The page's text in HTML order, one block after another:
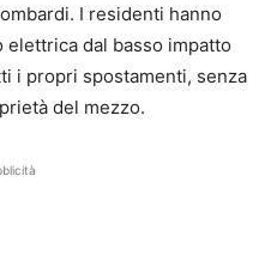
I residenti hanno
elettrica dal basso impatto
i propri spostamenti, senza
del mezzo.